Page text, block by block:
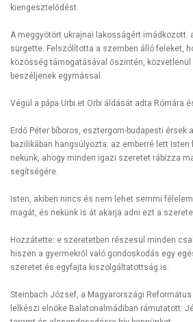
kiengesztelődést.
A meggyötört ukrajnai lakosságért imádkozott:
sürgette. Felszólította a szemben álló feleket,
közösség támogatásával őszintén,
beszéljenek egymással.
Végül a pápa Urbi et Orbi áldását adta Rómára
Erdő Péter bíboros, esztergom-budapesti érsek
bazilikában hangsúlyozta: az emberré lett
nekünk, ahogy minden igazi szeretet rábízza
segítségére.
Isten, akiben nincs és nem lehet semmi
magát, és nekünk is át akarja adni ezt a
Hozzátette: e szeretetben részesül minden
hiszen a gyermekről való gondoskodás egy
szeretet és egyfajta kiszolgáltatottság is.
Steinbach József, a Magyarországi
lelkészi elnöke Balatonalmádiban rámutatott: